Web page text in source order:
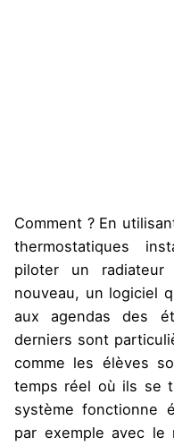
Comment ? En
thermostatiques
piloter un
nouveau, un logiciel
aux agendas des
derniers sont
comme les élèves
temps réel où ils se
système fonctionne
par exemple avec